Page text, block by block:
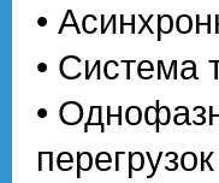
•
• Система
•
перегрузок